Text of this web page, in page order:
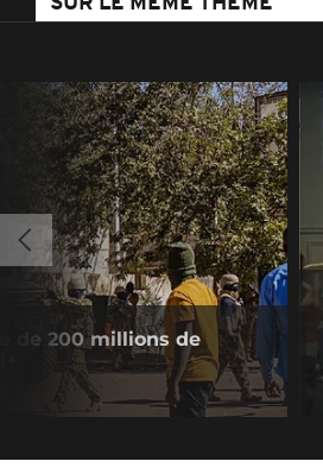
de 200 millions de